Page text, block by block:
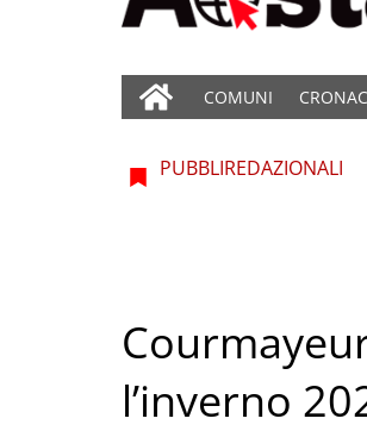
COMUNI
PUBBLIREDAZIONALI
l’inverno